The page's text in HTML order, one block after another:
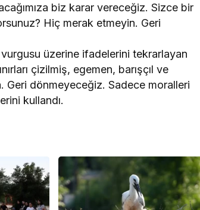
biz karar vereceğiz. Sizce bir
Hiç merak etmeyin. Geri
vurgusu üzerine ifadelerini tekrarlayan
çizilmiş, egemen, barışçıl ve
dönmeyeceğiz. Sadece moralleri
kullandı.